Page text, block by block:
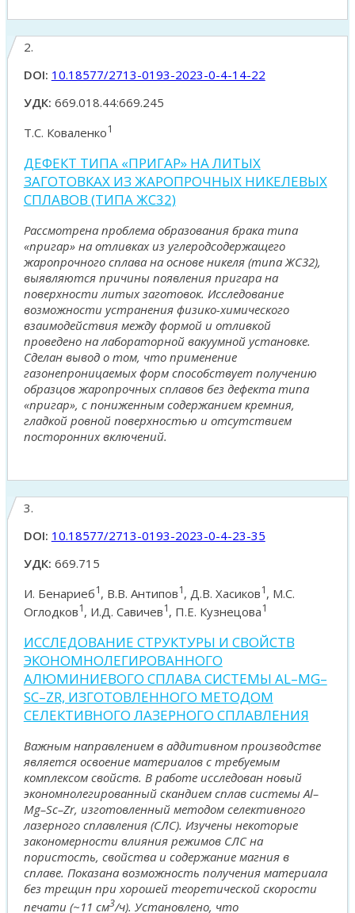
2.
DOI: 10.18577/2713-0193-2023-0-4-14-22
УДК: 669.018.44:669.245
Т.С. Коваленко1
ДЕФЕКТ ТИПА «ПРИГАР» НА ЛИТЫХ
ЗАГОТОВКАХ ИЗ ЖАРОПРОЧНЫХ НИКЕЛЕВЫХ
СПЛАВОВ (ТИПА ЖС32)
Рассмотрена проблема образования брака типа
«пригар» на отливках из углеродсодержащего
жаропрочного сплава на основе никеля (типа ЖС32),
выявляются причины появления пригара на
поверхности литых заготовок. Исследование
возможности устранения физико-химического
взаимодействия между формой и отливкой
проведено на лабораторной вакуумной установке.
Сделан вывод о том, что применение
газонепроницаемых форм способствует получению
образцов жаропрочных сплавов без дефекта типа
«пригар», с пониженным содержанием кремния,
гладкой ровной поверхностью и отсутствием
посторонних включений.
3.
DOI: 10.18577/2713-0193-2023-0-4-23-35
УДК: 669.715
И. Бенариеб1, В.В. Антипов1, Д.В. Хасиков1, М.С.
Оглодков1, И.Д. Савичев1, П.Е. Кузнецова1
ИССЛЕДОВАНИЕ СТРУКТУРЫ И СВОЙСТВ
ЭКОНОМНОЛЕГИРОВАННОГО
АЛЮМИНИЕВОГО СПЛАВА СИСТЕМЫ AL–MG–
SC–ZR, ИЗГОТОВЛЕННОГО МЕТОДОМ
СЕЛЕКТИВНОГО ЛАЗЕРНОГО СПЛАВЛЕНИЯ
Важным направлением в аддитивном производстве
является освоение материалов с требуемым
комплексом свойств. В работе исследован новый
экономнолегированный скандием сплав системы Al–
Mg–Sc–Zr, изготовленный методом селективного
лазерного сплавления (СЛС). Изучены некоторые
закономерности влияния режимов СЛС на
пористость, свойства и содержание магния в
сплаве. Показана возможность получения материала
без трещин при хорошей теоретической скорости
печати (~11 см3/ч). Установлено, что